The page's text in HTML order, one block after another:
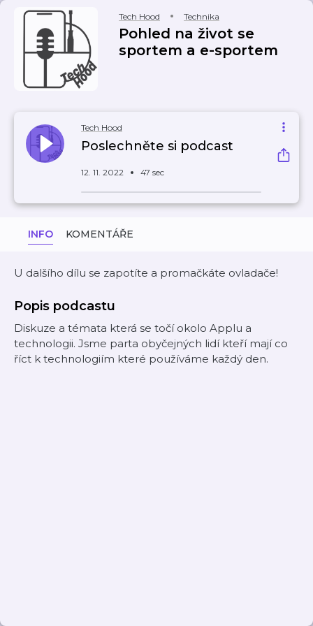
Tech Hood Technika
Pohled na život se
sportem a e-sportem
Tech Hood
Poslechněte si podcast
12. 11. 2022 47 sec
INFO KOMENTÁŘE
U dalšího dílu se zapotíte a promačkáte ovladače!
Popis podcastu
Diskuze a témata která se točí okolo Applu a
technologii. Jsme parta obyčejných lidí kteří mají co
říct k technologiím které používáme každý den.